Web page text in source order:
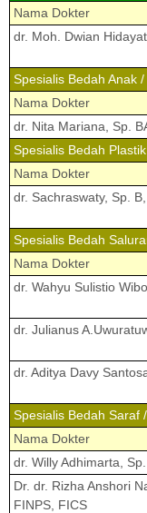
Nama Dokter
dr. Moh. Dwian
Spesialis Bedah Anak
Nama Dokter
dr. Nita Mariana, Sp.
Spesialis Bedah
Nama Dokter
dr. Sachraswaty, Sp.
Spesialis Bedah
Nama Dokter
dr. Wahyu Sulistio
dr. Julianus
dr. Aditya Davy
Spesialis Bedah Saraf
Nama Dokter
dr. Willy Adhimarta,
Dr. dr. Rizha Anshori
FINPS, FICS